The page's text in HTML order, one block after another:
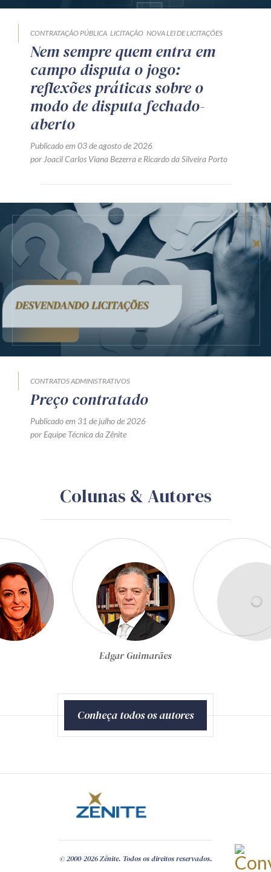
CONTRATAÇÃO PÚBLICA LICITAÇÃO NOVA LEI DE LICITAÇÕES
Nem sempre quem entra em
campo disputa o jogo:
reflexões práticas sobre o
modo de disputa fechado-
aberto
Publicado em 03 de agosto de 2026
por Joacil Carlos Viana Bezerrae Ricardo da Silveira Porto
CONTRATOS ADMINISTRATIVOS
Preço contratado
Publicado em 31 de julho de 2026
por Equipe Técnica da Zênite
Colunas & Autores
Egon Bockmann Moreira
Conheça todos os autores
© 2000-2026 Zênite. Todos os direitos reservados.